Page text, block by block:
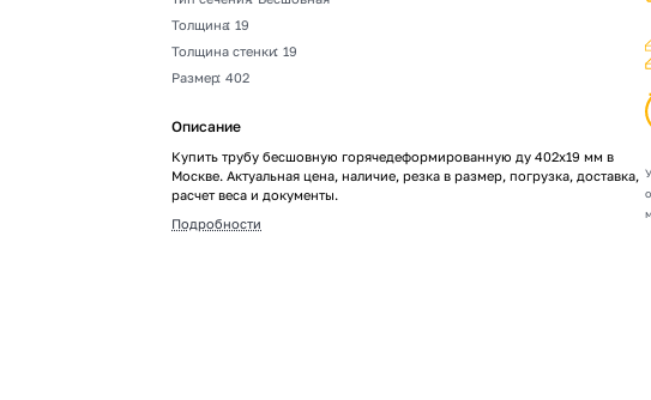
Толщина: 19
Толщина стенки: 19
Размер: 402
Описание
Купить трубу бесшовную горячедеформированную ду 402х19 мм в
Москве. Актуальная цена, наличие, резка в размер, погрузка, доставка,
расчет веса и документы.
Подробности